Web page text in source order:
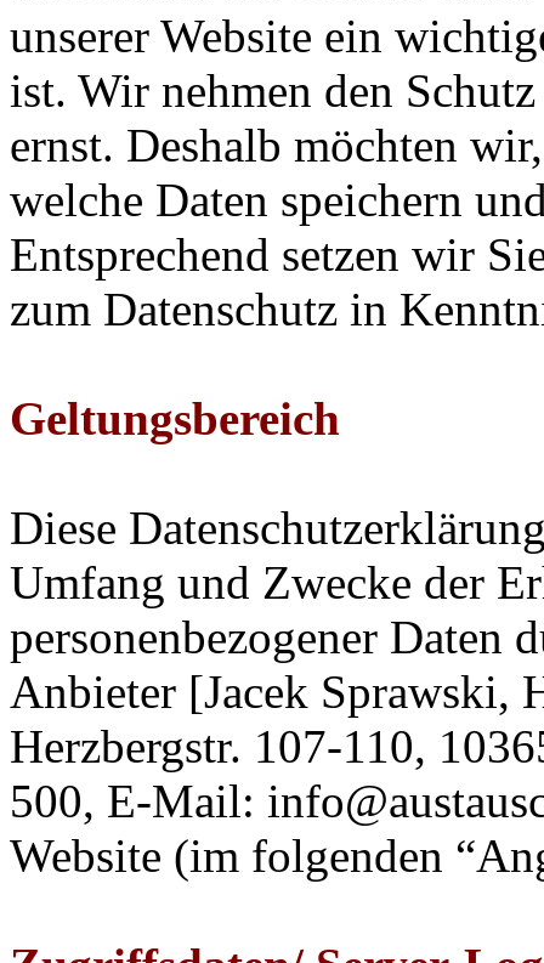
unserer Website ein
ist. Wir nehmen den
ernst. Deshalb möchten
welche Daten speichern
Entsprechend setzen wir
zum Datenschutz in
Geltungsbereich
Diese
Umfang und Zwecke der
personenbezogener Daten
Anbieter [Jacek Sprawski,
Herzbergstr. 107-110,
500, E-Mail:
Website (im folgenden